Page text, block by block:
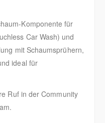
Komponente für
Car Wash) und
mit Schaumsprühern,
ideal für
Ruf in der Community